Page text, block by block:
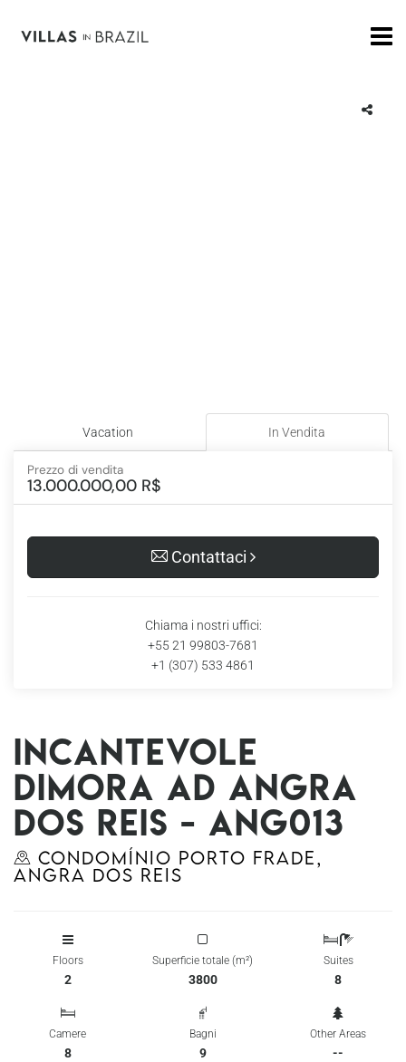
​​Incantevole
dimora ad Angra
dos Reis - Ang013
Condomínio Porto Frade,
Angra dos Reis
Floors
2
Superficie totale (m²)
3800
Suites
8
Camere
8
Bagni
9
Other Areas
--
Vacation In Vendita
Prezzo di vendita
13.000.000,00 R$
Contattaci
Chiama i nostri uffici:
+55 21 99803-7681
+1 (307) 533 4861